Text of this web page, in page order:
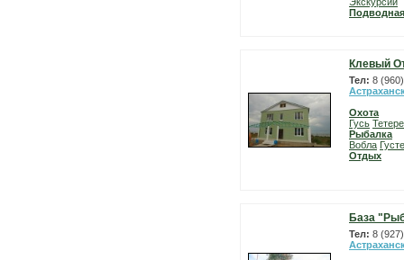
Клевый
Тел: 8
Охота
Гусь
Рыбалка
Вобла
Отдых
База
Тел: 8